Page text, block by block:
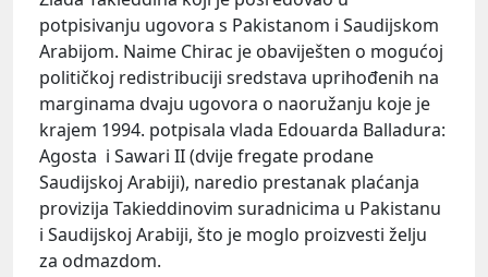
potpisivanju ugovora s Pakistanom i Saudijskom
Arabijom. Naime Chirac je obaviješten o mogućoj
političkoj redistribuciji sredstava uprihođenih na
marginama dvaju ugovora o naoružanju koje je
krajem 1994. potpisala vlada Edouarda Balladura:
Agosta i Sawari II (dvije fregate prodane
Saudijskoj Arabiji), naredio prestanak plaćanja
provizija Takieddinovim suradnicima u Pakistanu
i Saudijskoj Arabiji, što je moglo proizvesti želju
za odmazdom.